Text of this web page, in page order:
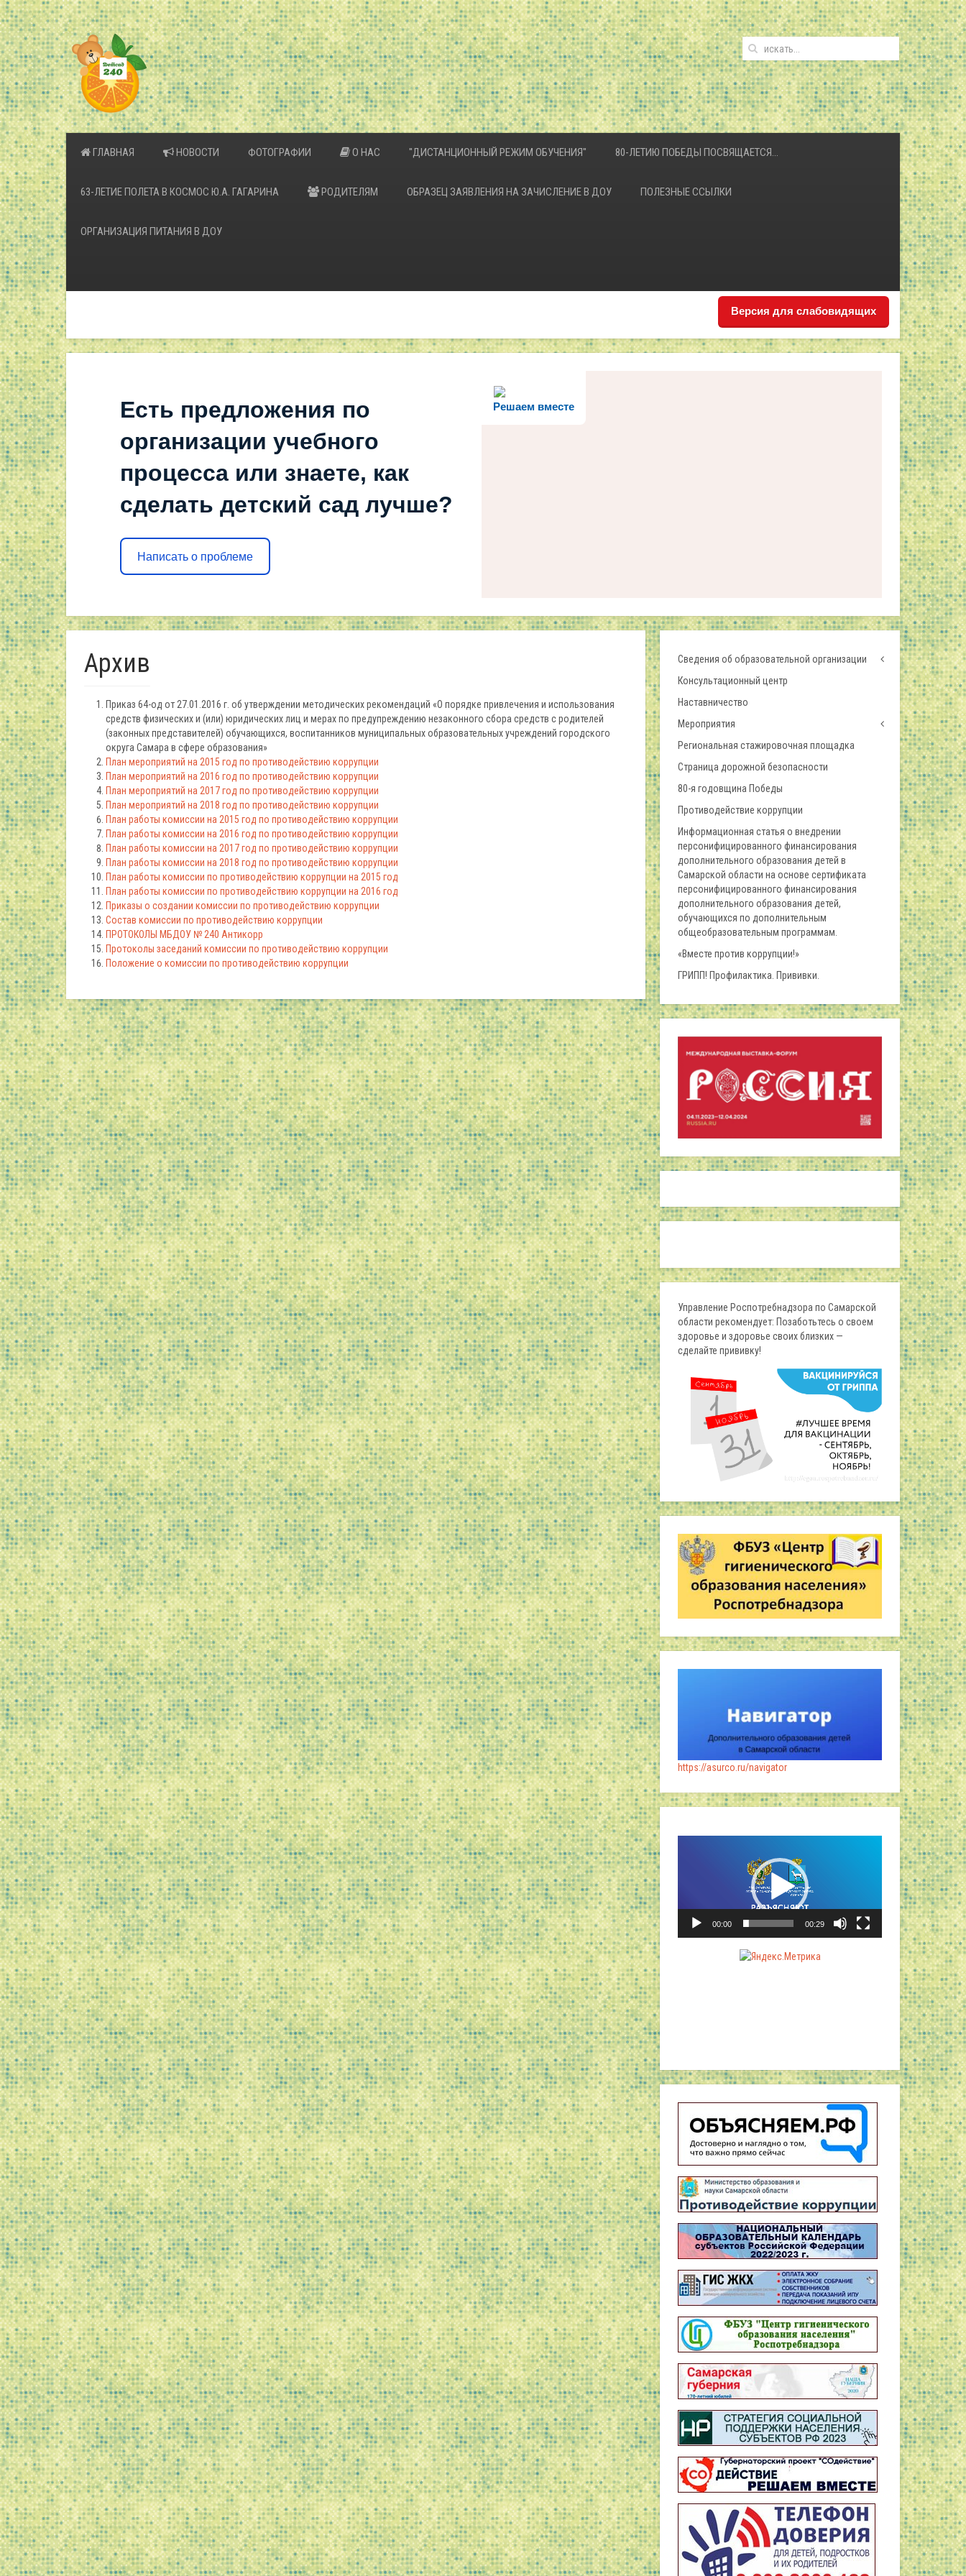
ГЛАВНАЯ НОВОСТИ ФОТОГРАФИИ О НАС "ДИСТАНЦИОННЫЙ РЕЖИМ ОБУЧЕНИЯ" 80-ЛЕТИЮ ПОБЕДЫ ПОСВЯЩАЕТСЯ…
63-ЛЕТИЕ ПОЛЕТА В КОСМОС Ю.А. ГАГАРИНА РОДИТЕЛЯМ ОБРАЗЕЦ ЗАЯВЛЕНИЯ НА ЗАЧИСЛЕНИЕ В ДОУ ПОЛЕЗНЫЕ ССЫЛКИ
ОРГАНИЗАЦИЯ ПИТАНИЯ В ДОУ
Версия для слабовидящих
Решаем вместе
Есть предложения по
организации учебного
процесса или знаете, как
сделать детский сад лучше?
Написать о проблеме
Архив
Приказ 64-од от 27.01.2016 г. об утверждении методических рекомендаций «О порядке привлечения и использования
средств физических и (или) юридических лиц и мерах по предупреждению незаконного сбора средств с родителей
(законных представителей) обучающихся, воспитанников муниципальных образовательных учреждений городского
округа Самара в сфере образования»
План мероприятий на 2015 год по противодействию коррупции
План мероприятий на 2016 год по противодействию коррупции
План мероприятий на 2017 год по противодействию коррупции
План мероприятий на 2018 год по противодействию коррупции
План работы комиссии на 2015 год по противодействию коррупции
План работы комиссии на 2016 год по противодействию коррупции
План работы комиссии на 2017 год по противодействию коррупции
План работы комиссии на 2018 год по противодействию коррупции
План работы комиссии по противодействию коррупции на 2015 год
План работы комиссии по противодействию коррупции на 2016 год
Приказы о создании комиссии по противодействию коррупции
Состав комиссии по противодействию коррупции
ПРОТОКОЛЫ МБДОУ № 240 Антикорр
Протоколы заседаний комиссии по противодействию коррупции
Положение о комиссии по противодействию коррупции
Сведения об образовательной организации
Консультационный центр
Наставничество
Мероприятия
Региональная стажировочная площадка
Страница дорожной безопасности
80-я годовщина Победы
Противодействие коррупции
Информационная статья о внедрении
персонифицированного финансирования
дополнительного образования детей в
Самарской области на основе сертификата
персонифицированного финансирования
дополнительного образования детей,
обучающихся по дополнительным
общеобразовательным программам.
«Вместе против коррупции!»
ГРИПП! Профилактика. Прививки.
Управление Роспотребнадзора по Самарской
области рекомендует: Позаботьтесь о своем
здоровье и здоровье своих близких —
сделайте прививку!
https://asurco.ru/navigator
00:00 00:29